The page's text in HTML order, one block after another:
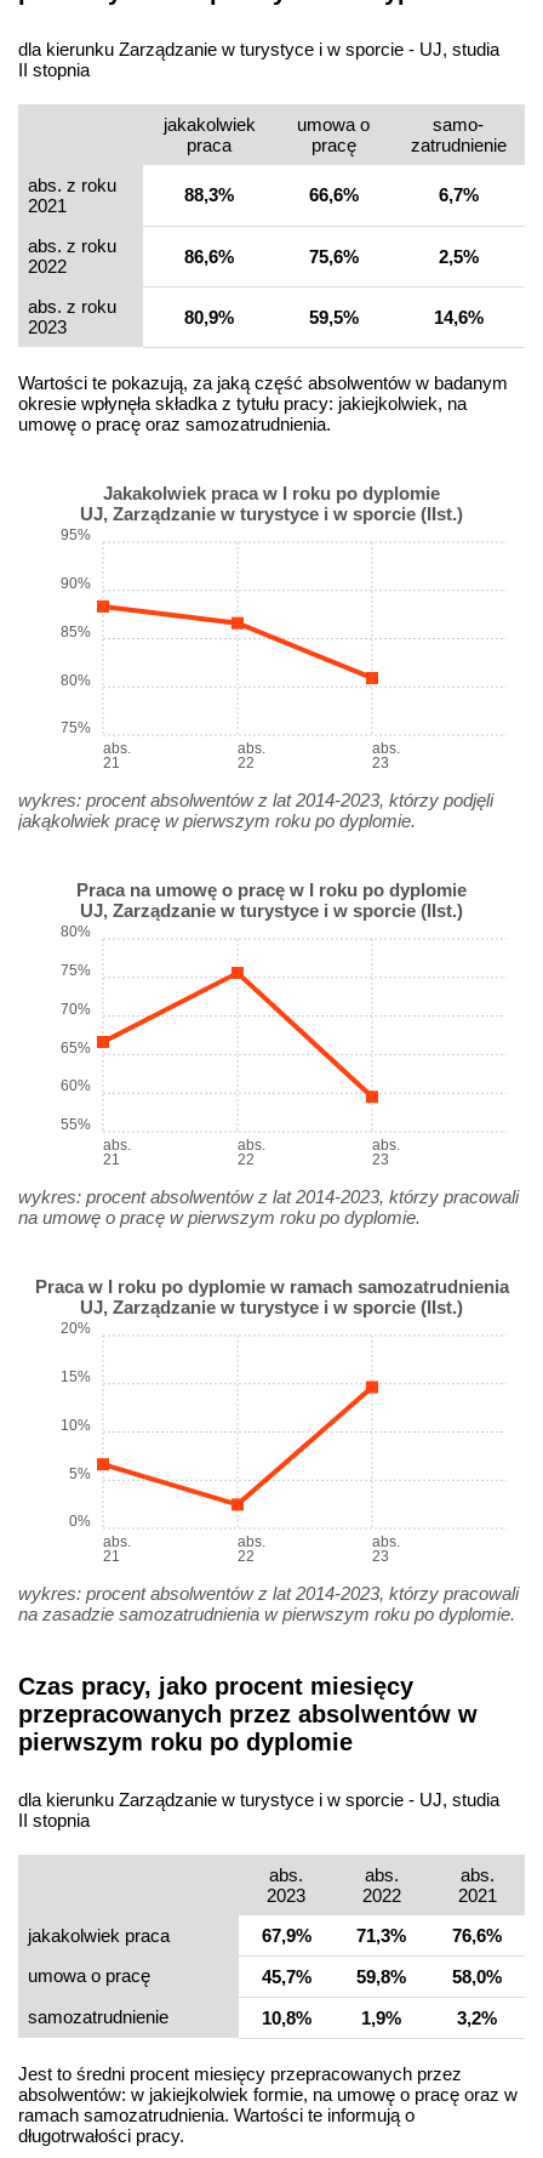
dla kierunku Zarządzanie w turystyce i w sporcie - UJ, studia
II stopnia
jakakolwiek
praca
umowa o
pracę
samo­
zatrudnienie
abs. z roku
2021
88,3% 66,6% 6,7%
abs. z roku
2022
86,6% 75,6% 2,5%
abs. z roku
2023
80,9% 59,5% 14,6%
Wartości te pokazują, za jaką część absolwentów w badanym
okresie wpłynęła składka z tytułu pracy: jakiejkolwiek, na
umowę o pracę oraz samozatrudnienia.
Jakakolwiek praca w I roku po dyplomie
UJ, Zarządzanie w turystyce i w sporcie (IIst.)
abs.
21
abs.
22
abs.
23
75%
80%
85%
90%
95%
wykres: procent absolwentów z lat 2014-2023, którzy podjęli
jakąkolwiek pracę w pierwszym roku po dyplomie.
Praca na umowę o pracę w I roku po dyplomie
UJ, Zarządzanie w turystyce i w sporcie (IIst.)
abs.
21
abs.
22
abs.
23
55%
60%
65%
70%
75%
80%
wykres: procent absolwentów z lat 2014-2023, którzy pracowali
na umowę o pracę w pierwszym roku po dyplomie.
Praca w I roku po dyplomie w ramach samozatrudnienia
UJ, Zarządzanie w turystyce i w sporcie (IIst.)
abs.
21
abs.
22
abs.
23
0%
5%
10%
15%
20%
wykres: procent absolwentów z lat 2014-2023, którzy pracowali
na zasadzie samozatrudnienia w pierwszym roku po dyplomie.
Czas pracy, jako procent miesięcy
przepracowanych przez absolwentów w
pierwszym roku po dyplomie
dla kierunku Zarządzanie w turystyce i w sporcie - UJ, studia
II stopnia
abs.
2023
abs.
2022
abs.
2021
jakakolwiek praca
67,9% 71,3%
76,6%
umowa o pracę
45,7% 59,8%
58,0%
samo­zatrudnienie
10,8% 1,9% 3,2%
Jest to średni procent miesięcy przepracowanych przez
absolwentów: w jakiejkolwiek formie, na umowę o pracę oraz w
ramach samozatrudnienia. Wartości te informują o
długotrwałości pracy.